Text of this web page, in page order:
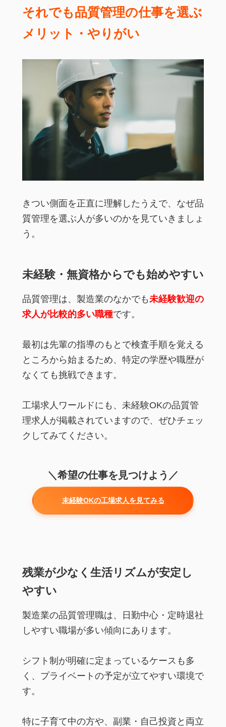
それでも品質管理の仕事を選ぶ
メリット・やりがい
きつい側面を正直に理解したうえで、なぜ品
質管理を選ぶ人が多いのかを見ていきましょ
う。
未経験・無資格からでも始めやすい
品質管理は、製造業のなかでも 未経験歓迎の
求人が比較的多い職種です。
最初は先輩の指導のもとで検査手順を覚える
ところから始まるため、特定の学歴や職歴が
なくても挑戦できます。
工場求人ワールドにも、未経験OKの品質管
理求人が掲載されていますので、ぜひチェッ
クしてみてください。
＼希望の仕事を見つけよう／
未経験OKの工場求人を見てみる
残業が少なく生活リズムが安定し
やすい
製造業の品質管理職は、日勤中心・定時退社
しやすい職場が多い傾向にあります。
シフト制が明確に定まっているケースも多
く、プライベートの予定が立てやすい環境で
す。
特に子育て中の方や、副業・自己投資と両立